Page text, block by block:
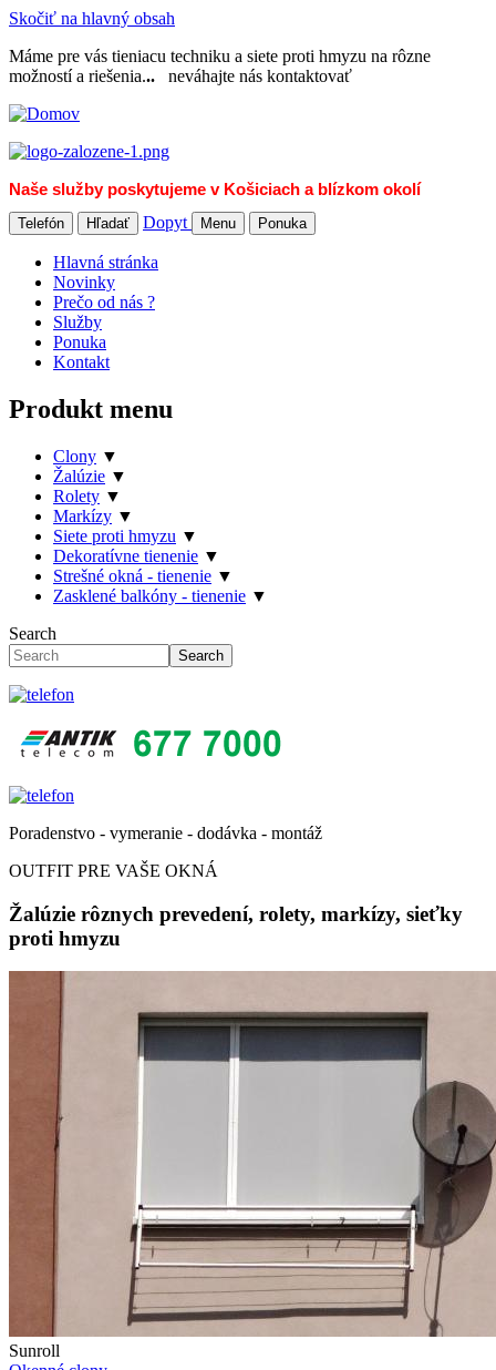
Skočiť na hlavný obsah
Máme pre vás tieniacu techniku a siete proti hmyzu na rôzne
možností a riešenia... neváhajte nás kontaktovať
Naše služby poskytujeme v Košiciach a blízkom okolí
Telefón Hľadať Dopyt Menu Ponuka
Hlavná stránka
Novinky
Prečo od nás ?
Služby
Ponuka
Kontakt
Produkt menu
Clony ▼
Žalúzie ▼
Rolety ▼
Markízy ▼
Siete proti hmyzu ▼
Dekoratívne tienenie ▼
Strešné okná - tienenie ▼
Zasklené balkóny - tienenie ▼
Search
Search
Poradenstvo - vymeranie - dodávka - montáž
OUTFIT PRE VAŠE OKNÁ
Žalúzie rôznych prevedení, rolety, markízy, sieťky
proti hmyzu